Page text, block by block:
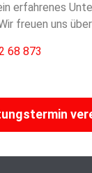
erfahrenes
freuen uns
68 873